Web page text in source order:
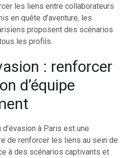
les liens entre collaborateurs
en quête d’aventure, les
proposent des scénarios
les profils.
: renforcer
d’équipe
à Paris est une
de renforcer les liens au sein de
à des scénarios captivants et